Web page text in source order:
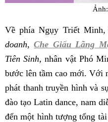
Về phía Ngụy Triết Minh,
doanh,Che Giấu Lãng
Tiên Sinh, nhân vật Phó
bước lên tầm cao mới. Với
phát thanh truyền hình và
đào tạo Latin dance, nam
đến một hình tượng tổng